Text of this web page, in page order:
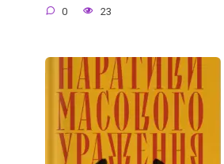
0 23